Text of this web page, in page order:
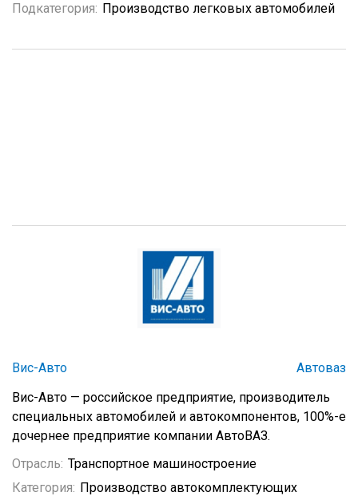
Подкатегория: Производство легковых автомобилей
Вис-Авто
Автоваз
Вис-Авто — российское предприятие, производитель
специальных автомобилей и автокомпонентов, 100%-е
дочернее предприятие компании АвтоВАЗ.
Отрасль: Транспортное машиностроение
Категория: Производство автокомплектующих